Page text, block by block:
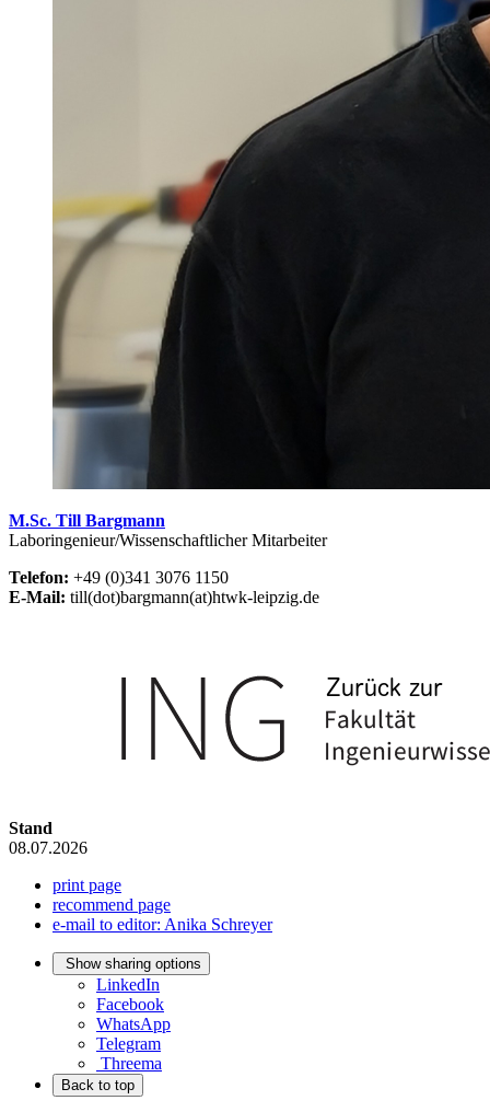
M.Sc. Till Bargmann
Laboringenieur/Wissenschaftlicher Mitarbeiter
Telefon: +49 (0)341 3076 1150
E-Mail: till(dot)bargmann(at)htwk-leipzig.de
Stand
08.07.2026
print page
recommend page
e-mail to editor: Anika Schreyer
Show sharing options
LinkedIn
Facebook
WhatsApp
Telegram
Threema
Back to top